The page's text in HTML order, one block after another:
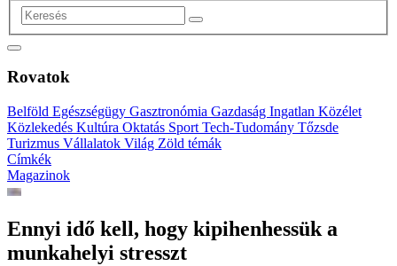
Rovatok
Belföld Egészségügy Gasztronómia Gazdaság Ingatlan Közélet
Közlekedés Kultúra Oktatás Sport Tech-Tudomány Tőzsde
Turizmus Vállalatok Világ Zöld témák
Címkék
Magazinok
Ennyi idő kell, hogy kipihenhessük a
munkahelyi stresszt